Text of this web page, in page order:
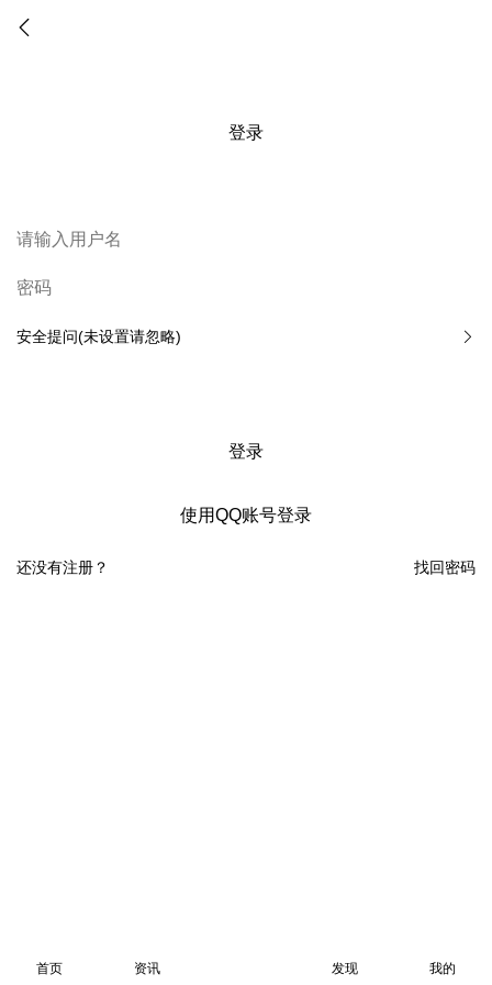
登录
安全提问(未设置请忽略)
登录
使用QQ账号登录
找回密码
还没有注册？
首页 资讯 发现 我的